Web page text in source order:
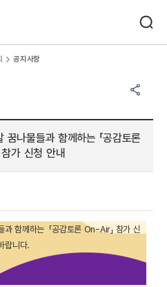
공지사항
나물들과 함께하는 「공감토론
가 신청 안내
함께하는 「공감토론 On-Air」 참가 신
랍니다.